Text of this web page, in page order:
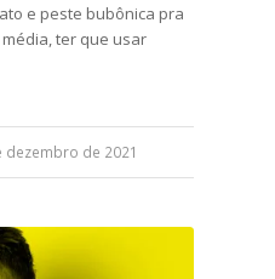
e peste bubônica pra
ter que usar
dezembro de 2021